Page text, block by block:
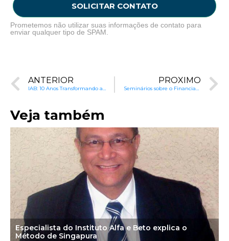
SOLICITAR CONTATO
Prometemos não utilizar suas informações de contato para
enviar qualquer tipo de SPAM.
ANTERIOR PRÓXIMO
Veja também
Especialista do Instituto Alfa e Beto explica o
Método de Singapura